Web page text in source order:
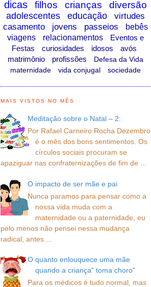
dicas filhos crianças diversão
adolescentes educação
virtudes
casamento
jovens passeios
bebês
viagens
relacionamentos
Eventos e
Festas
curiosidades idosos
avós
matrimônio
profissões
Defesa da Vida
maternidade
vida conjugal sociedade
MAIS VISTOS NO MÊS
Meditação sobre o Natal – 2:
Por Rafael Carneiro Rocha Dezembro
é o mês dos bons sentimentos. Os
círculos sociais procuram se
apaziguar nas confraternizações de fim de ...
O impacto de ser mãe e pai
Nunca paramos para pensar como a
nossa vida muda com a
maternidade ou a paternidade, eu
pelo menos não pensei nessa mudança
radical, antes ...
O quanto enlouquece uma mãe
quando a criança" toma choro"
Para os médicos é tudo normal, mas